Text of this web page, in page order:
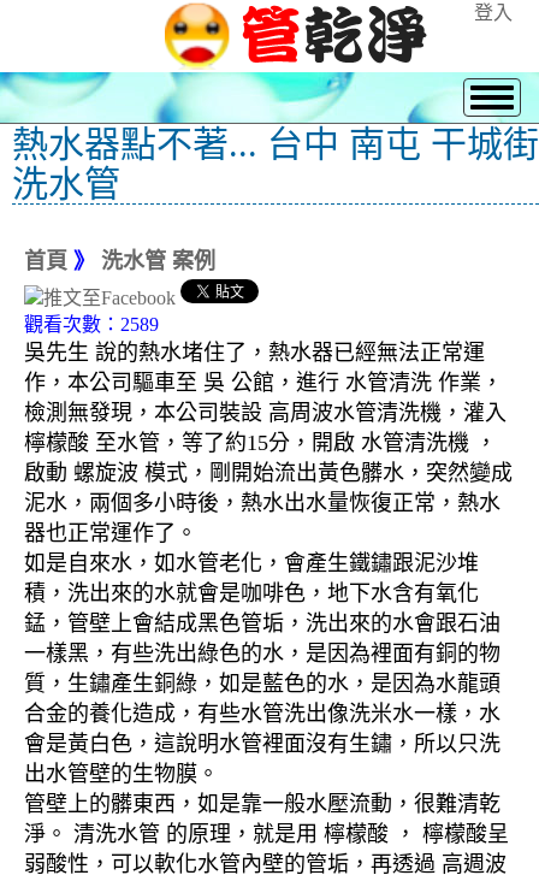
登入
熱水器點不著... 台中 南屯 干城街
洗水管
首頁 》 洗水管 案例
觀看次數：2589
吳先生 說的熱水堵住了，熱水器已經無法正常運
作，本公司驅車至 吳 公館，進行 水管清洗 作業，
檢測無發現，本公司裝設 高周波水管清洗機，灌入
檸檬酸 至水管，等了約15分，開啟 水管清洗機 ，
啟動 螺旋波 模式，剛開始流出黃色髒水，突然變成
泥水，兩個多小時後，熱水出水量恢復正常，熱水
器也正常運作了。
如是自來水，如水管老化，會產生鐵鏽跟泥沙堆
積，洗出來的水就會是咖啡色，地下水含有氧化
錳，管壁上會結成黑色管垢，洗出來的水會跟石油
一樣黑，有些洗出綠色的水，是因為裡面有銅的物
質，生鏽產生銅綠，如是藍色的水，是因為水龍頭
合金的養化造成，有些水管洗出像洗米水一樣，水
會是黃白色，這說明水管裡面沒有生鏽，所以只洗
出水管壁的生物膜。
管壁上的髒東西，如是靠一般水壓流動，很難清乾
淨。 清洗水管 的原理，就是用 檸檬酸 ， 檸檬酸呈
弱酸性，可以軟化水管內壁的管垢，再透過 高週波